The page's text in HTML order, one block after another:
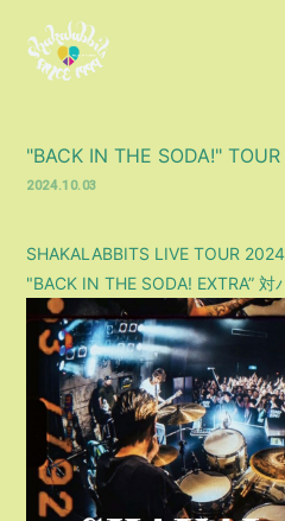
SCHEDULE
DISCOGRAPHY
MOVIE
会員登録 ログイン
"BACK IN THE SODA!"
2024.10.03
SHAKALABBITS LIVE TOUR
"BACK IN THE SODA! EXTRA” 対